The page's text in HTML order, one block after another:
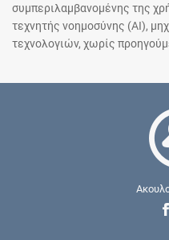
συμπεριλαμβανομένης της
τεχνητής νοημοσύνης (AI),
τεχνολογιών, χωρίς